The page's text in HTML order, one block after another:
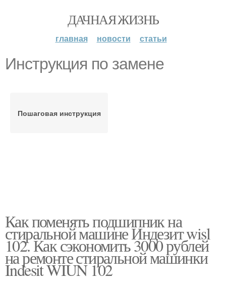
ДАЧНАЯ ЖИЗНЬ
главная новости статьи
Инструкция по замене
Пошаговая инструкция
Как поменять подшипник на
стиральной машине Индезит wisl
102. Как сэкономить 3000 рублей
на ремонте стиральной машинки
Indesit WIUN 102